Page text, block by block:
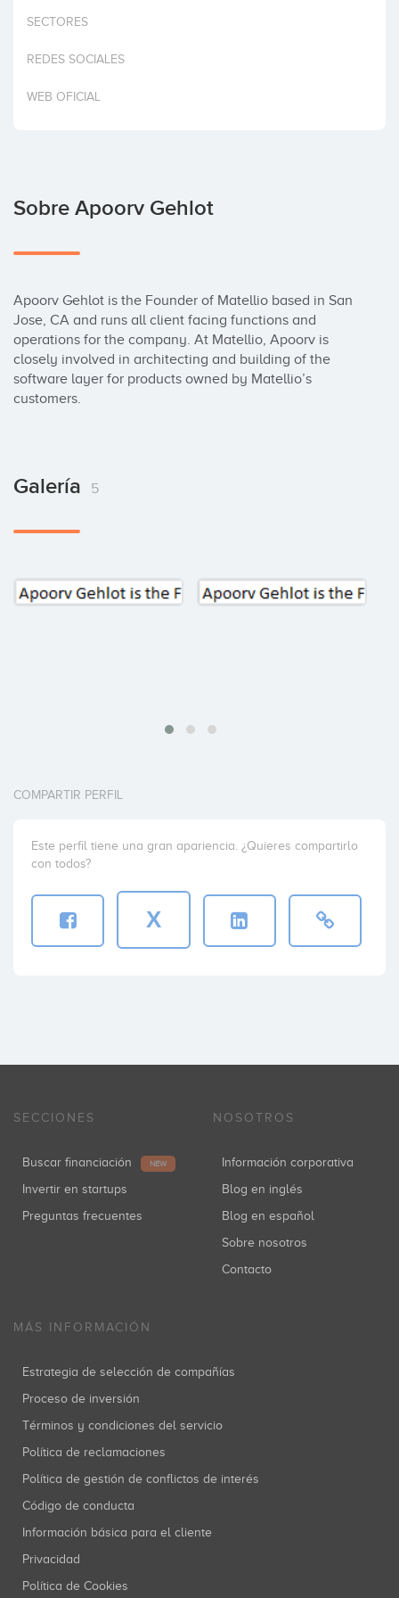
Invertir
SECTORES
REDES SOCIALES
WEB OFICIAL
Sobre Apoorv Gehlot
Apoorv Gehlot is the Founder of Matellio based in San
Jose, CA and runs all client facing functions and
operations for the company. At Matellio, Apoorv is
closely involved in architecting and building of the
software layer for products owned by Matellio’s
customers.
Galería 5
COMPARTIR PERFIL
Este perfil tiene una gran apariencia. ¿Quieres compartirlo
con todos?
X
SECCIONES
Buscar financiación NEW
Invertir en startups
Preguntas frecuentes
NOSOTROS
Información corporativa
Blog en inglés
Blog en español
Sobre nosotros
Contacto
MÁS INFORMACIÓN
Estrategia de selección de compañías
Proceso de inversión
Términos y condiciones del servicio
Política de reclamaciones
Política de gestión de conflictos de interés
Código de conducta
Información básica para el cliente
Privacidad
Política de Cookies